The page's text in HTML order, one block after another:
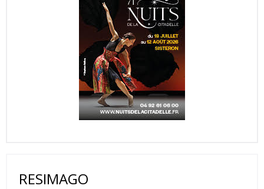
RESIMAGO